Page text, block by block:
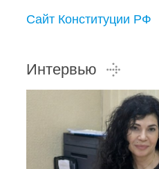
Сайт Конституции РФ
Интервью